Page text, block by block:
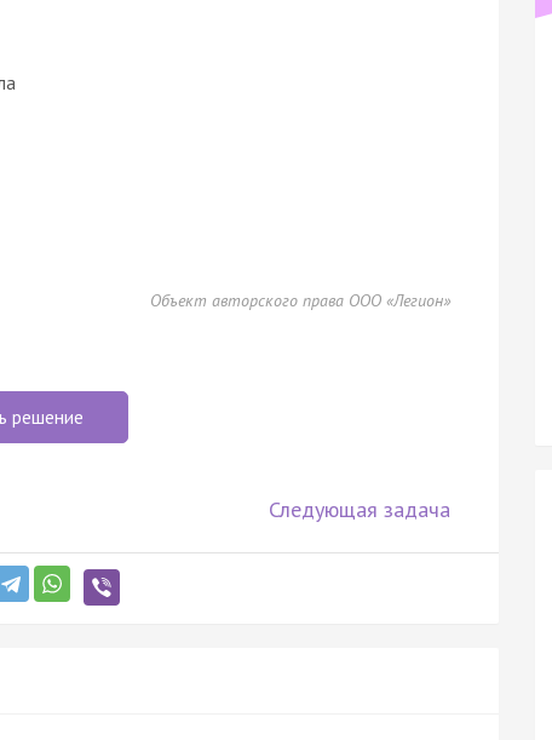
Объект авторского права ООО «Легион»
решение
Следующая задача